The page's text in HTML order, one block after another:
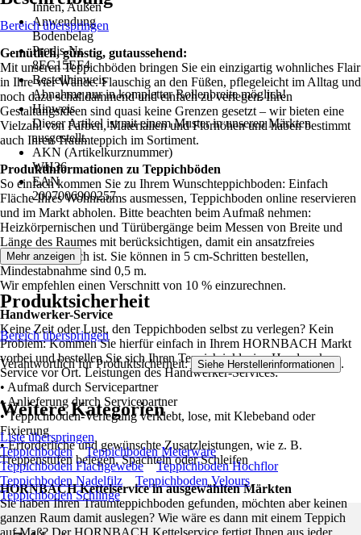
Innen, Außen
Anwendung
Bodenbelag
Prodis-Nr.
8EC15EF4
Bestellhinweis
Abnahme nur in kompletter Rollenbreite möglich!
Hinweis
Dieser Artikel ist mit einem Muster in unseren Märkten
ausgestellt.
AKN (Artikelkurznummer)
WH36
EAN
2007006900257
Bereich überspringen
Gemütlich, günstig, gutaussehend:
Mit unseren Teppichböden bringen Sie ein einzigartig wohnliches Flair
in Ihre vier Wände. Flauschig an den Füßen, pflegeleicht im Alltag und
noch dazu schalldämmend und einfach zu verlegen. Ihren
Gestaltungsideen sind quasi keine Grenzen gesetzt – wir bieten eine
Vielzahl von Farben, Materialien und Florhöhen und haben bestimmt
auch Ihren Traumteppich im Sortiment.
Produktinformationen zu Teppichböden
So einfach kommen Sie zu Ihrem Wunschteppichboden: Einfach
Fläche Ihres Wohnraums ausmessen, Teppichboden online reservieren
und im Markt abholen. Bitte beachten beim Aufmaß nehmen:
Heizkörpernischen und Türübergänge beim Messen von Breite und
Länge des Raumes mit berücksichtigen, damit ein ansatzfreies
Verlegen möglich ist. Sie können in 5 cm-Schritten bestellen,
Mindestabnahme sind 0,5 m.
Wir empfehlen einen Verschnitt von 10 % einzurechnen.
Handwerker-Service
Keine Zeit oder Lust, den Teppichboden selbst zu verlegen? Kein
Problem: Kommen Sie hierfür einfach in Ihrem HORNBACH Markt
vorbei und bestellen Sie sich Ihren Teppich inklusive Handwerker-
Service vor Ort. Leistungen des Handwerker-Services:
• Aufmaß durch Servicepartner
• Anlieferung durch Servicepartner
• Teppichboden-Verlegung verklebt, lose, mit Klebeband oder
Fixierung
• Erforderliche und gewünschte Zusatzleistungen, wie z. B.
Treppenstufen belegen, Spachteln oder Schleifen
HORNBACH Kettelservice in ausgewählten Märkten
Sie haben Ihren Traumteppichboden gefunden, möchten aber keinen
ganzen Raum damit auslegen? Wie wäre es dann mit einem Teppich
auf Maß? Der HORNBACH Kettelservice fertigt Ihnen aus jeder
Mehr anzeigen
Produktsicherheit
Bereich überspringen
Verantwortlich für Produktsicherheit: Siehe Herstellerinformationen .
Weitere Kategorien
Liste überspringen
Teppichboden
Teppichboden Meterware
Teppichboden Flachgewebe
Teppichboden Hochflor
Teppichboden Nadelfilz
Teppichboden Velours
Teppichboden Schlinge